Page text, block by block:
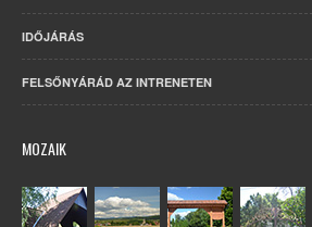
IDŐJÁRÁS
FELSŐNYÁRÁD AZ INTRENETEN
MOZAIK